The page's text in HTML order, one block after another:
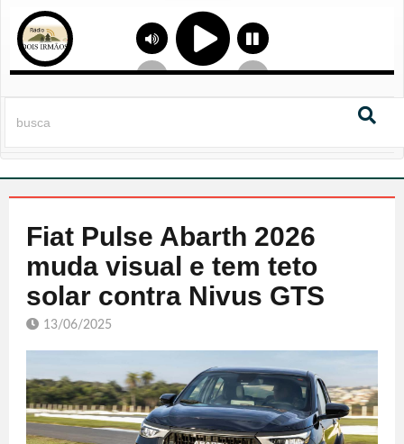
Fiat Pulse Abarth 2026
muda visual e tem teto
solar contra Nivus GTS
13/06/2025